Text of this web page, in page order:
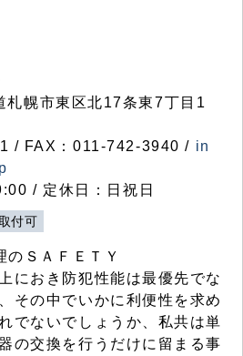
幌市東区北17条東7丁目1
/ FAX：011-742-3940 / in
/ 定休日：日祝日
付可
のＳＡＦＥＴＹ
におき防犯性能は最優先でな
その中でいかに利便性を求め
でないでしょうか、私共は単
の交換を行うだけに留まる事